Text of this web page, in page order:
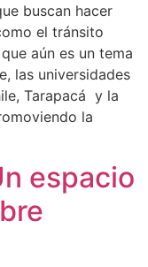
buscan hacer
el tránsito
aún es un tema
las universidades
Tarapacá y la
la
espacio